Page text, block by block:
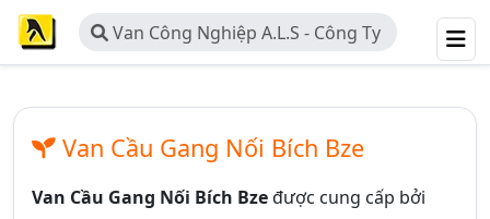
Van Công Nghiệp A.L.S - Công Ty
TNHH Thương Mại A.L.S
Van Cầu Gang Nối Bích Bze
Van Cầu Gang Nối Bích Bzeđược cung cấp bởi